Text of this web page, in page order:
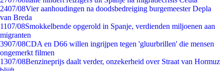
2407/08Vier aanhoudingen na doodsbedreiging burgemeester Depla
van Breda
1107/08Smokkelbende opgerold in Spanje, verdienden miljoenen aan
migranten
3907/08CDA en D66 willen ingrijpen tegen 'gluurbrillen' die mensen
ongemerkt filmen
1307/08Benzineprijs daalt verder, onzekerheid over Straat van Hormuz